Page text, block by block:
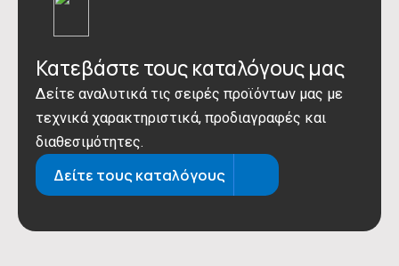
Κατεβάστε τους καταλόγους μας
Δείτε αναλυτικά τις σειρές προϊόντων μας με
τεχνικά χαρακτηριστικά, προδιαγραφές και
διαθεσιμότητες.
Δείτε τους καταλόγους